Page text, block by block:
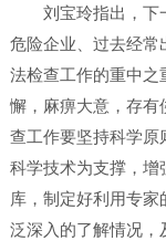
刘宝玲指出，下
危险企业、过去经常
法检查工作的重中之
懈，麻痹大意，存有
查工作要坚持科学原
科学技术为支撑，增
库，制定好利用专
泛深入的了解情况，